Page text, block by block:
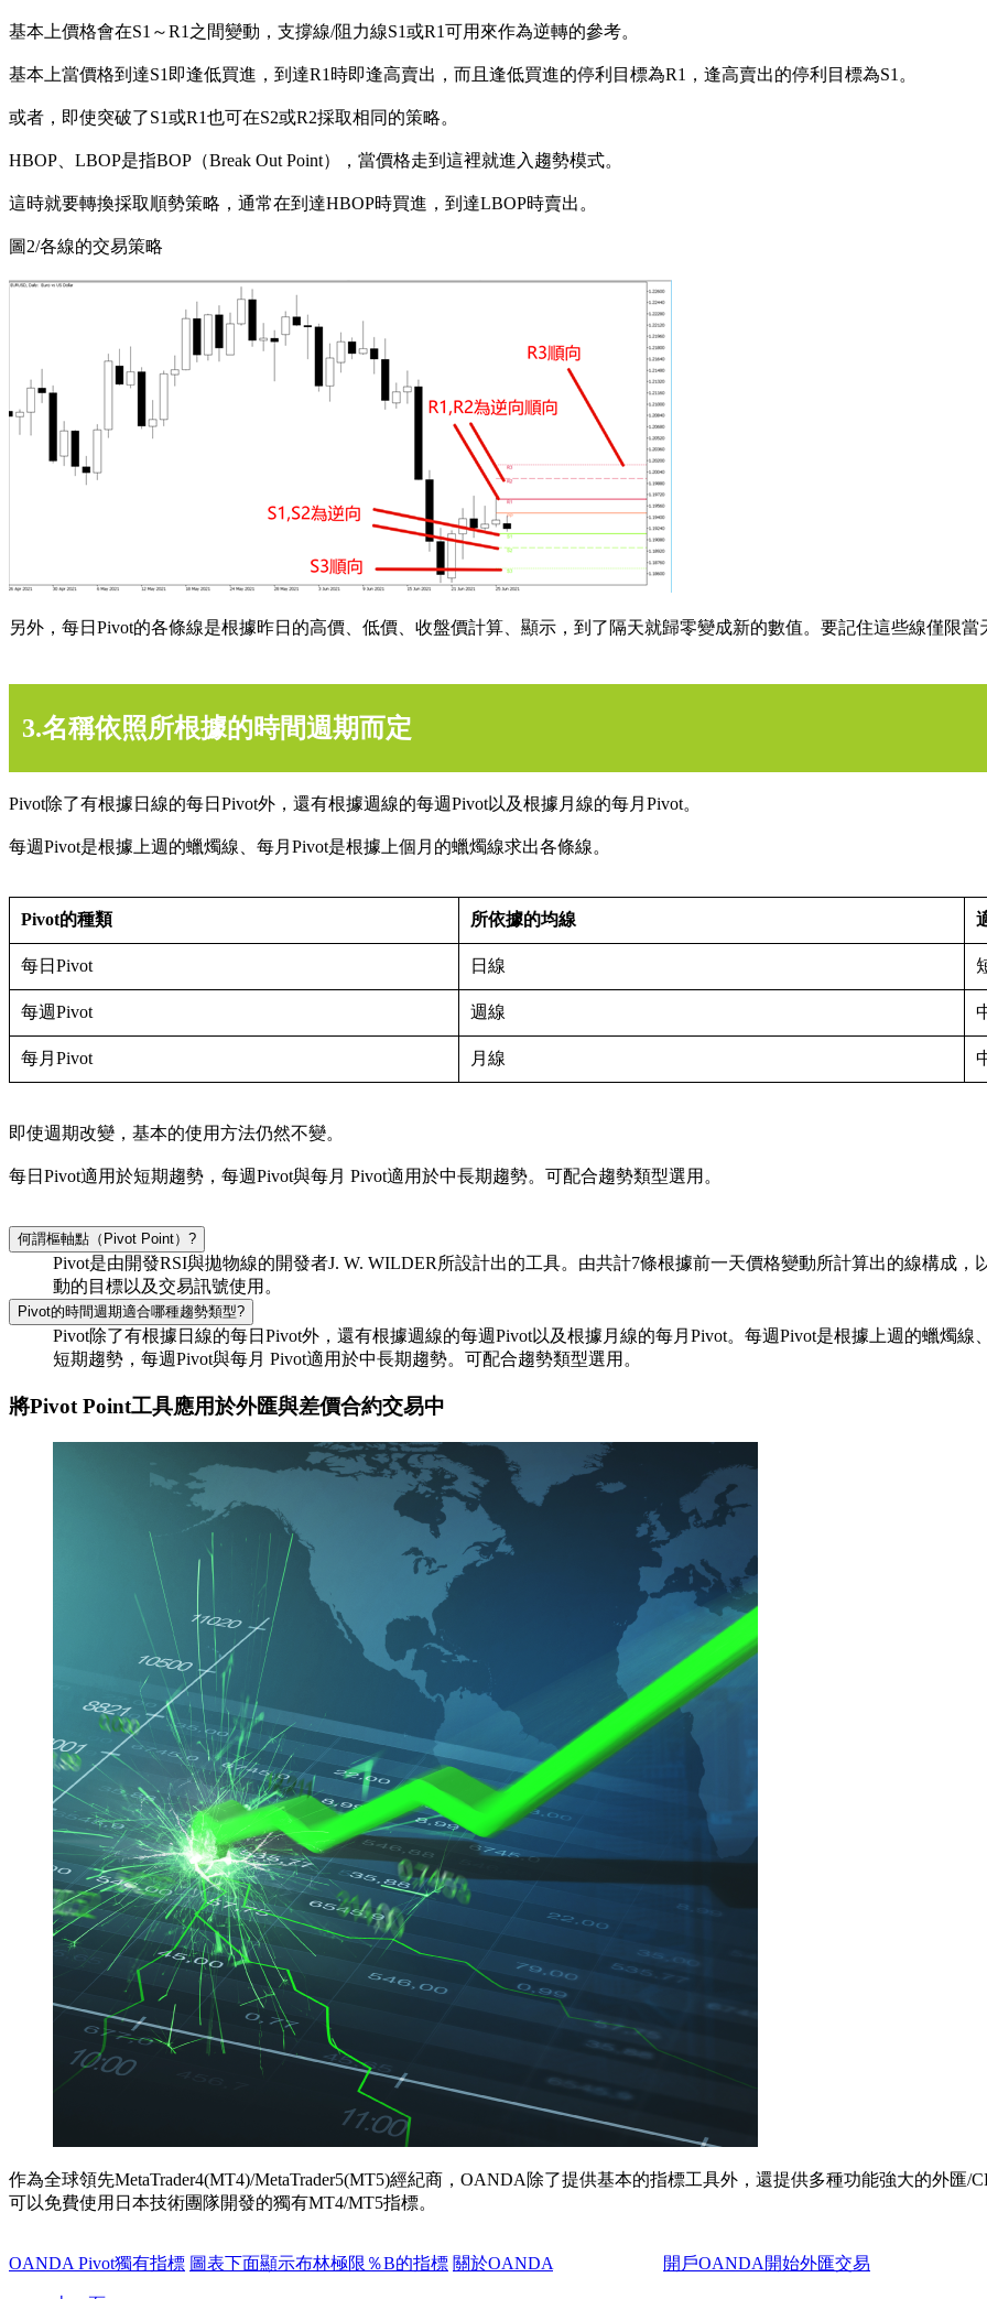
基本上價格會在S1～R1之間變動，支撐線/阻力線S1或R1可用來作為逆轉的參考。
基本上當價格到達S1即逢低買進，到達R1時即逢高賣出，而且逢低買進的停利目標為R1，逢高賣出的停利目標為S1。
或者，即使突破了S1或R1也可在S2或R2採取相同的策略。
HBOP、LBOP是指BOP（Break Out Point），當價格走到這裡就進入趨勢模式。
這時就要轉換採取順勢策略，通常在到達HBOP時買進，到達LBOP時賣出。
圖2/各線的交易策略
另外，每日Pivot的各條線是根據昨日的高價、低價、收盤價計算、顯示，到了隔天就歸零變成新的數值。要記住這些線僅限當
3.名稱依照所根據的時間週期而定
Pivot除了有根據日線的每日Pivot外，還有根據週線的每週Pivot以及根據月線的每月Pivot。
每週Pivot是根據上週的蠟燭線、每月Pivot是根據上個月的蠟燭線求出各條線。
Pivot的種類 所依據的均線
每日Pivot 日線
每週Pivot 週線
每月Pivot 月線
即使週期改變，基本的使用方法仍然不變。
每日Pivot適用於短期趨勢，每週Pivot與每月 Pivot適用於中長期趨勢。可配合趨勢類型選用。
何謂樞軸點（Pivot Point）?
Pivot是由開發RSI與拋物線的開發者J. W. WILDER所設計出的工具。由共計7條根據前一天價格變動所計算出的線構成
動的目標以及交易訊號使用。
Pivot的時間週期適合哪種趨勢類型?
Pivot除了有根據日線的每日Pivot外，還有根據週線的每週Pivot以及根據月線的每月Pivot。每週Pivot是根據上週的蠟燭
短期趨勢，每週Pivot與每月 Pivot適用於中長期趨勢。可配合趨勢類型選用。
將Pivot Point工具應用於外匯與差價合約交易中
作為全球領先MetaTrader4(MT4)/MetaTrader5(MT5)經紀商，OANDA除了提供基本的指標工具外，還提供多種功能強大的外
可以免費使用日本技術團隊開發的獨有MT4/MT5指標。
OANDA Pivot獨有指標 圖表下面顯示布林極限％B的指標 關於OANDA 開戶OANDA開始外匯交易